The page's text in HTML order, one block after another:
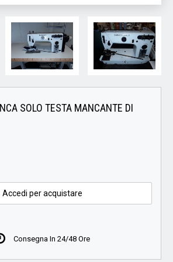
SOLO TESTA MANCANTE DI
Accedi per acquistare
Consegna In 24/48 Ore